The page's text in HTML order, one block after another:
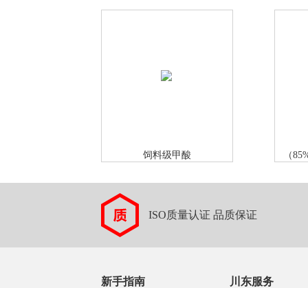
饲料级甲酸 （
ISO质量认证 品质保证
新手指南 川东服务